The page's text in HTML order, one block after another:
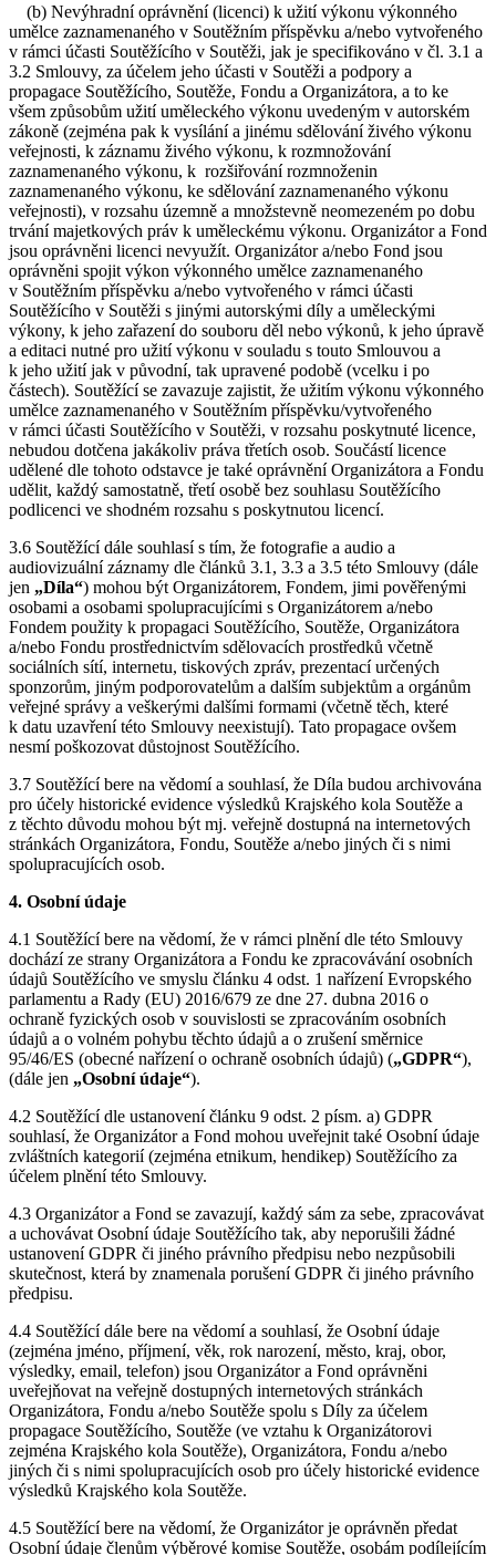
(b) Nevýhradní oprávnění (licenci) k užití výkonu výkonného
umělce zaznamenaného v Soutěžním příspěvku a/nebo vytvořeného
v rámci účasti Soutěžícího v Soutěži, jak je specifikováno v čl. 3.1 a
3.2 Smlouvy, za účelem jeho účasti v Soutěži a podpory a
propagace Soutěžícího, Soutěže, Fondu a Organizátora, a to ke
všem způsobům užití uměleckého výkonu uvedeným v autorském
zákoně (zejména pak k vysílání a jinému sdělování živého výkonu
veřejnosti, k záznamu živého výkonu, k rozmnožování
zaznamenaného výkonu, k rozšiřování rozmnoženin
zaznamenaného výkonu, ke sdělování zaznamenaného výkonu
veřejnosti), v rozsahu územně a množstevně neomezeném po dobu
trvání majetkových práv k uměleckému výkonu. Organizátor a Fond
jsou oprávněni licenci nevyužít. Organizátor a/nebo Fond jsou
oprávněni spojit výkon výkonného umělce zaznamenaného
v Soutěžním příspěvku a/nebo vytvořeného v rámci účasti
Soutěžícího v Soutěži s jinými autorskými díly a uměleckými
výkony, k jeho zařazení do souboru děl nebo výkonů, k jeho úpravě
a editaci nutné pro užití výkonu v souladu s touto Smlouvou a
k jeho užití jak v původní, tak upravené podobě (vcelku i po
částech). Soutěžící se zavazuje zajistit, že užitím výkonu výkonného
umělce zaznamenaného v Soutěžním příspěvku/vytvořeného
v rámci účasti Soutěžícího v Soutěži, v rozsahu poskytnuté licence,
nebudou dotčena jakákoliv práva třetích osob. Součástí licence
udělené dle tohoto odstavce je také oprávnění Organizátora a Fondu
udělit, každý samostatně, třetí osobě bez souhlasu Soutěžícího
podlicenci ve shodném rozsahu s poskytnutou licencí.
3.6 Soutěžící dále souhlasí s tím, že fotografie a audio a
audiovizuální záznamy dle článků 3.1, 3.3 a 3.5 této Smlouvy (dále
jen „Díla“) mohou být Organizátorem, Fondem, jimi pověřenými
osobami a osobami spolupracujícími s Organizátorem a/nebo
Fondem použity k propagaci Soutěžícího, Soutěže, Organizátora
a/nebo Fondu prostřednictvím sdělovacích prostředků včetně
sociálních sítí, internetu, tiskových zpráv, prezentací určených
sponzorům, jiným podporovatelům a dalším subjektům a orgánům
veřejné správy a veškerými dalšími formami (včetně těch, které
k datu uzavření této Smlouvy neexistují). Tato propagace ovšem
nesmí poškozovat důstojnost Soutěžícího.
3.7 Soutěžící bere na vědomí a souhlasí, že Díla budou archivována
pro účely historické evidence výsledků Krajského kola Soutěže a
z těchto důvodu mohou být mj. veřejně dostupná na internetových
stránkách Organizátora, Fondu, Soutěže a/nebo jiných či s nimi
spolupracujících osob.
4. Osobní údaje
4.1 Soutěžící bere na vědomí, že v rámci plnění dle této Smlouvy
dochází ze strany Organizátora a Fondu ke zpracovávání osobních
údajů Soutěžícího ve smyslu článku 4 odst. 1 nařízení Evropského
parlamentu a Rady (EU) 2016/679 ze dne 27. dubna 2016 o
ochraně fyzických osob v souvislosti se zpracováním osobních
údajů a o volném pohybu těchto údajů a o zrušení směrnice
95/46/ES (obecné nařízení o ochraně osobních údajů) („GDPR“),
(dále jen „Osobní údaje“).
4.2 Soutěžící dle ustanovení článku 9 odst. 2 písm. a) GDPR
souhlasí, že Organizátor a Fond mohou uveřejnit také Osobní údaje
zvláštních kategorií (zejména etnikum, hendikep) Soutěžícího za
účelem plnění této Smlouvy.
4.3 Organizátor a Fond se zavazují, každý sám za sebe, zpracovávat
a uchovávat Osobní údaje Soutěžícího tak, aby neporušili žádné
ustanovení GDPR či jiného právního předpisu nebo nezpůsobili
skutečnost, která by znamenala porušení GDPR či jiného právního
předpisu.
4.4 Soutěžící dále bere na vědomí a souhlasí, že Osobní údaje
(zejména jméno, příjmení, věk, rok narození, město, kraj, obor,
výsledky, email, telefon) jsou Organizátor a Fond oprávněni
uveřejňovat na veřejně dostupných internetových stránkách
Organizátora, Fondu a/nebo Soutěže spolu s Díly za účelem
propagace Soutěžícího, Soutěže (ve vztahu k Organizátorovi
zejména Krajského kola Soutěže), Organizátora, Fondu a/nebo
jiných či s nimi spolupracujících osob pro účely historické evidence
výsledků Krajského kola Soutěže.
4.5 Soutěžící bere na vědomí, že Organizátor je oprávněn předat
Osobní údaje členům výběrové komise Soutěže, osobám podílejícím